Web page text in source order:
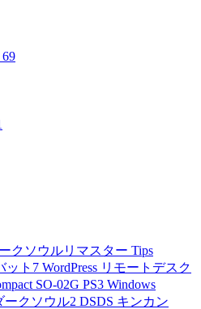
69
クソウルリマスター Tips
ット7 WordPress リモートデスク
SO-02G PS3 Windows
ークソウル2 DSDS キンカン